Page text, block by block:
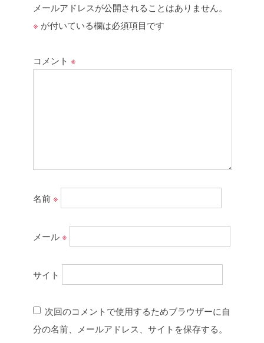
メールアドレスが公開されることはありません。
※ が付いている欄は必須項目です
コメント ※
名前※
メール※
サイト
次回のコメントで使用するためブラウザーに自
分の名前、メールアドレス、サイトを保存する。